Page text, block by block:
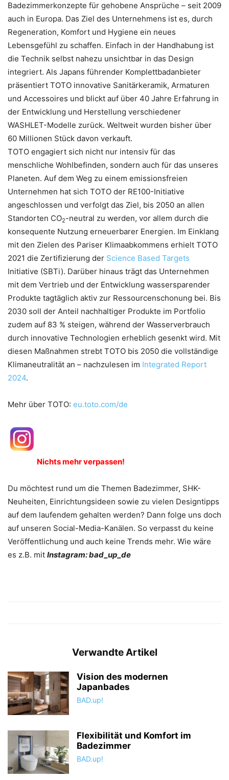
Badezimmerkonzepte für gehobene Ansprüche – seit 2009
auch in Europa. Das Ziel des Unternehmens ist es, durch
Regeneration, Komfort und Hygiene ein neues
Lebensgefühl zu schaffen. Einfach in der Handhabung ist
die Technik selbst nahezu unsichtbar in das Design
integriert. Als Japans führender Komplettbadanbieter
präsentiert TOTO innovative Sanitärkeramik, Armaturen
und Accessoires und blickt auf über 40 Jahre Erfahrung in
der Entwicklung und Herstellung verschiedener
WASHLET-Modelle zurück. Weltweit wurden bisher über
60 Millionen Stück davon verkauft.
TOTO engagiert sich nicht nur intensiv für das
menschliche Wohlbefinden, sondern auch für das unseres
Planeten. Auf dem Weg zu einem emissionsfreien
Unternehmen hat sich TOTO der RE100-Initiative
angeschlossen und verfolgt das Ziel, bis 2050 an allen
Standorten CO2-neutral zu werden, vor allem durch die
konsequente Nutzung erneuerbarer Energien. Im Einklang
mit den Zielen des Pariser Klimaabkommens erhielt TOTO
2021 die Zertifizierung der Science Based Targets
Initiative (SBTi). Darüber hinaus trägt das Unternehmen
mit dem Vertrieb und der Entwicklung wassersparender
Produkte tagtäglich aktiv zur Ressourcenschonung bei. Bis
2030 soll der Anteil nachhaltiger Produkte im Portfolio
zudem auf 83 % steigen, während der Wasserverbrauch
durch innovative Technologien erheblich gesenkt wird. Mit
diesen Maßnahmen strebt TOTO bis 2050 die vollständige
Klimaneutralität an – nachzulesen im Integrated Report
2024.
Mehr über TOTO: eu.toto.com/de
Nichts mehr verpassen!
Du möchtest rund um die Themen Badezimmer, SHK-
Neuheiten, Einrichtungsideen sowie zu vielen Designtipps
auf dem laufendem gehalten werden? Dann folge uns doch
auf unseren Social-Media-Kanälen. So verpasst du keine
Veröffentlichung und auch keine Trends mehr. Wie wäre
es z.B. mit Instagram: bad_up_de
Verwandte Artikel
Vision des modernen
Japanbades
BAD.up!
Flexibilität und Komfort im
Badezimmer
BAD.up!